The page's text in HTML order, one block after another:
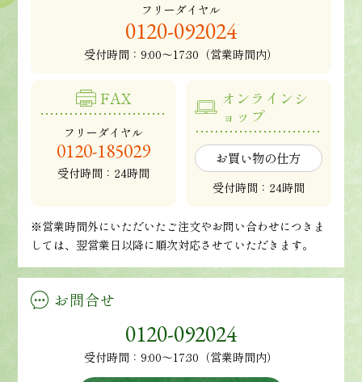
フリーダイヤル
0120-092024
受付時間： 9:00～17:30（営業時間内）
FAX
フリーダイヤル
0120-185029
受付時間：24時間
オンラインシ
ョップ
お買い物の仕方
受付時間：24時間
※営業時間外にいただいたご注文やお問い合わせにつきま
しては、翌営業日以降に順次対応させていただきます。
お問合せ
0120-092024
受付時間：9:00～17:30（営業時間内）